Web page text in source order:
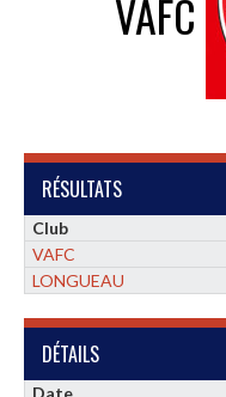
VAFC
RÉSULTATS
Club
VAFC
LONGUEAU
DÉTAILS
Date